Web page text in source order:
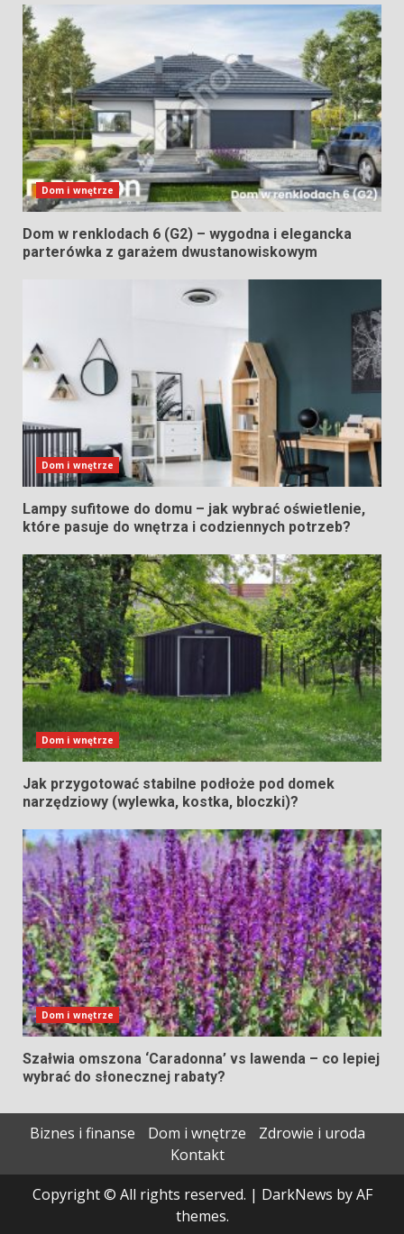
Dom i wnętrze
Dom w renklodach 6 (G2) – wygodna i elegancka
parterówka z garażem dwustanowiskowym
Dom i wnętrze
Lampy sufitowe do domu – jak wybrać oświetlenie,
które pasuje do wnętrza i codziennych potrzeb?
Dom i wnętrze
Jak przygotować stabilne podłoże pod domek
narzędziowy (wylewka, kostka, bloczki)?
Dom i wnętrze
Szałwia omszona ‘Caradonna’ vs lawenda – co lepiej
wybrać do słonecznej rabaty?
Biznes i finanse Dom i wnętrze
Zdrowie i uroda
Kontakt
Copyright © All rights reserved. | DarkNews by AF
themes.